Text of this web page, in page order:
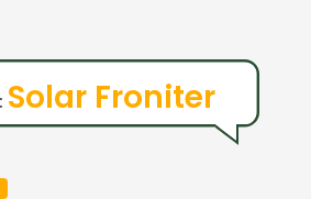
Solar Froniter